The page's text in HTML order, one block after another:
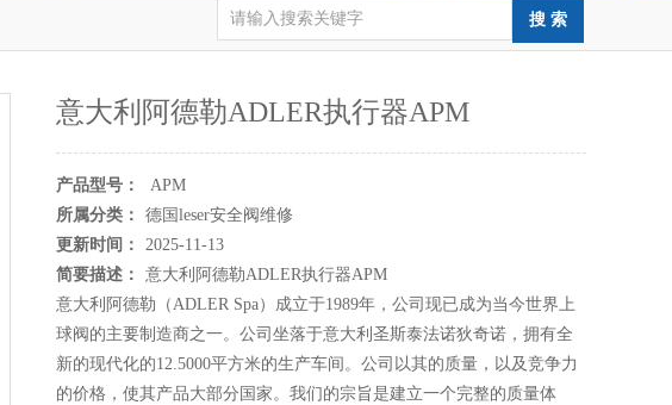
意大利阿德勒ADLER执行器APM
产品型号：
APM
所属分类：
德国leser安全阀维修
更新时间：
2025-11-13
简要描述：
意大利阿德勒ADLER执行器APM
意大利阿德勒（ADLER Spa）成立于1989年，公司现已成为当今世界上
球阀的主要制造商之一。公司坐落于意大利圣斯泰法诺狄奇诺，拥有全
新的现代化的12.5000平方米的生产车间。公司以其的质量，以及竞争力
的价格，使其产品大部分国家。我们的宗旨是建立一个完整的质量体